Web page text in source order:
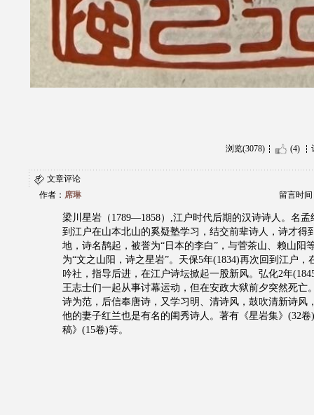
浏览(3078) (4)
文章评论
作者： 席琳 留言时间
梁川星岩（1789―1858）,江户时代后期的汉诗诗人。名孟
到江户在山本北山的奚疑塾学习，结交前辈诗人，诗才得
地，诗名鹊起，被誉为“日本的李白”，与菅茶山、赖山阳
为“文之山阳，诗之星岩”。天保5年(1834)再次回到江户，
吟社，指导后进，在江户诗坛掀起一股新风。弘化2年
王志士们一起从事讨幕运动，但在安政大狱前夕突然死亡
诗为范，后信奉唐诗，又学习明、清诗风，鼓吹清新诗风
他的妻子红兰也是有名的闺秀诗人。著有《星岩集》(32
稿》(15卷)等。